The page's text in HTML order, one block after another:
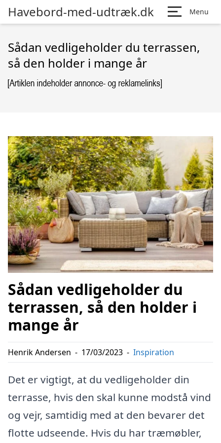
Havebord-med-udtræk.dk Menu
Sådan vedligeholder du terrassen,
så den holder i mange år
Sådan vedligeholder du
terrassen, så den holder i
mange år
Henrik Andersen - 17/03/2023 - Inspiration
Det er vigtigt, at du vedligeholder din
terrasse, hvis den skal kunne modstå vind
og vejr, samtidig med at den bevarer det
flotte udseende. Hvis du har træmøbler,